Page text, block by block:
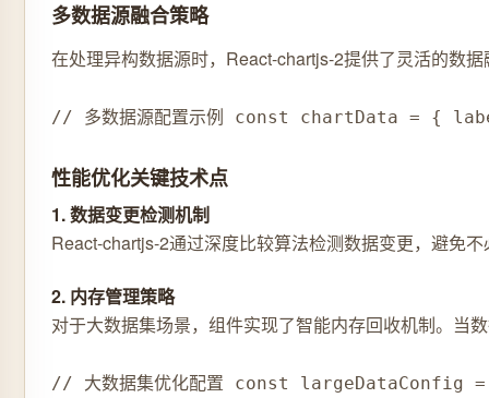
多数据源融合策略
在处理异构数据源时，React-chartjs-2提供了灵活的数
// 多数据源配置示例 const chartData
性能优化关键技术点
1. 数据变更检测机制
React-chartjs-2通过深度比较算法检测数据变更，避免
2. 内存管理策略
对于大数据集场景，组件实现了智能内存回收机制。当
// 大数据集优化配置 const